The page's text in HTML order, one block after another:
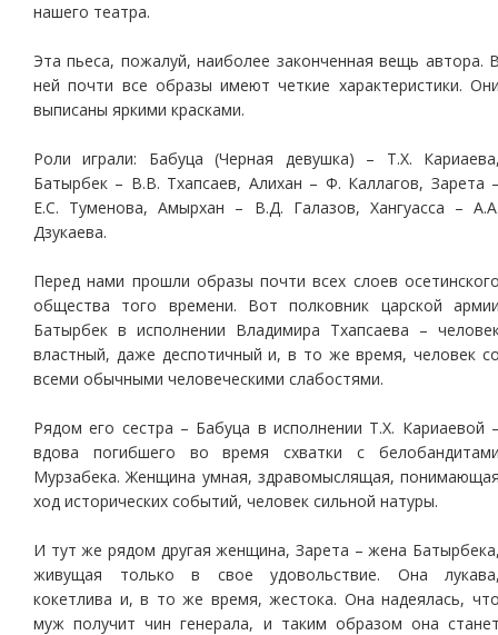
нашего театра.
Эта пьеса, пожалуй, наиболее законченная вещь автора.
ней почти все образы имеют четкие характеристики.
выписаны яркими красками.
Роли играли: Бабуца (Черная девушка) – Т.Х.
Батырбек – В.В. Тхапсаев, Алихан – Ф. Каллагов, Зарета
Е.С. Туменова, Амырхан – В.Д. Галазов, Хангуасса –
Дзукаева.
Перед нами прошли образы почти всех слоев
общества того времени. Вот полковник царской
Батырбек в исполнении Владимира Тхапсаева –
властный, даже деспотичный и, в то же время, человек
всеми обычными человеческими слабостями.
Рядом его сестра – Бабуца в исполнении Т.Х. Кариаевой
вдова погибшего во время схватки с
Мурзабека. Женщина умная, здравомыслящая,
ход исторических событий, человек сильной натуры.
И тут же рядом другая женщина, Зарета – жена
живущая только в свое удовольствие. Она
кокетлива и, в то же время, жестока. Она надеялась,
муж получит чин генерала, и таким образом она